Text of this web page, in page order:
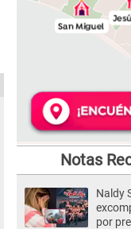
Notas
Naldy
por